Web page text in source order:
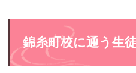
錦糸町校に通う生